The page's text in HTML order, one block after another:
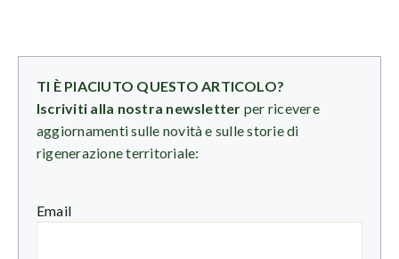
TI È PIACIUTO QUESTO ARTICOLO?
Iscriviti alla nostra newsletter per ricevere
aggiornamenti sulle novità e sulle storie di
rigenerazione territoriale:
Email